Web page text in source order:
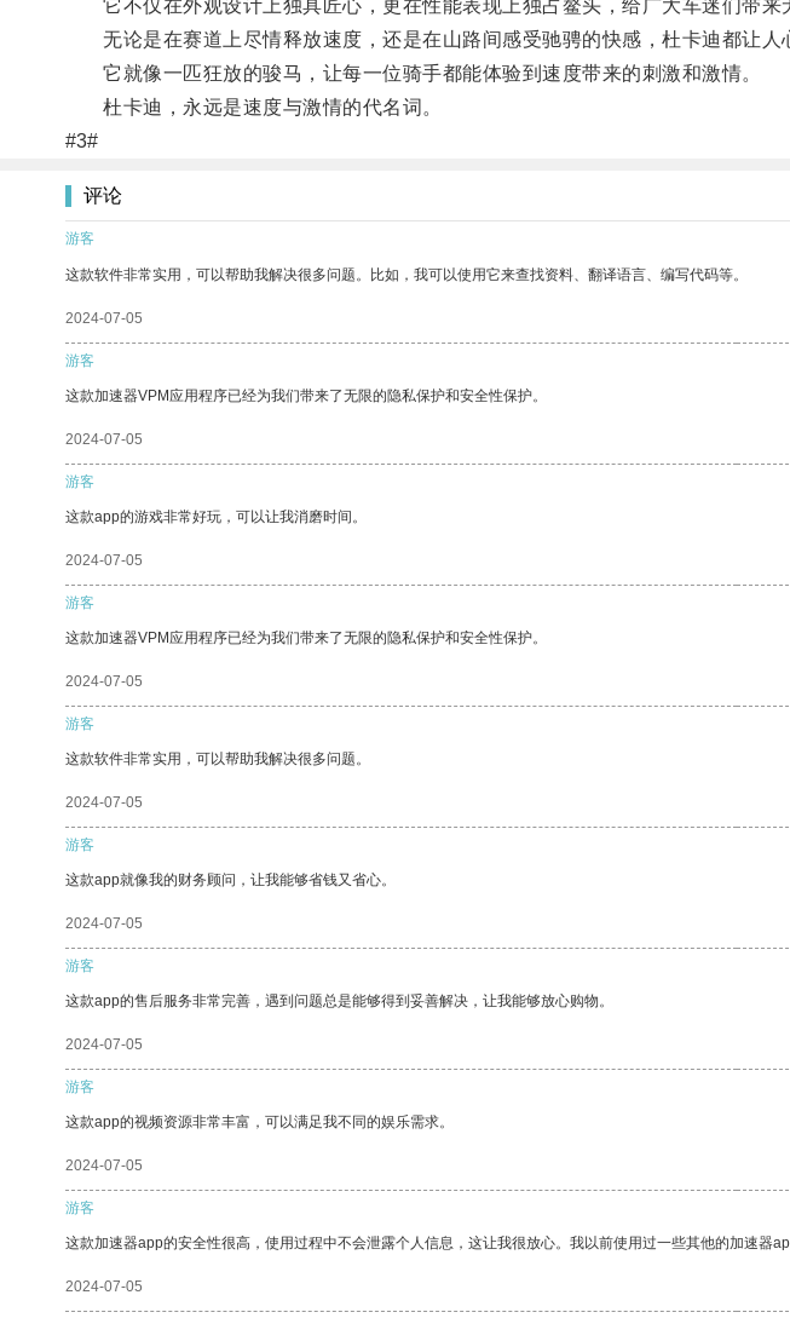
它不仅在外观设计上独具匠心，更在性能表现上独占鳌头，给广大车迷们带来
无论是在赛道上尽情释放速度，还是在山路间感受驰骋的快感，杜卡迪都让人
它就像一匹狂放的骏马，让每一位骑手都能体验到速度带来的刺激和激情。
杜卡迪，永远是速度与激情的代名词。
#3#
评论
游客
这款软件非常实用，可以帮助我解决很多问题。比如，我可以使用它来查找资料、翻译语言、编写代码等。
2024-07-05
游客
这款加速器VPM应用程序已经为我们带来了无限的隐私保护和安全性保护。
2024-07-05
游客
这款app的游戏非常好玩，可以让我消磨时间。
2024-07-05
游客
这款加速器VPM应用程序已经为我们带来了无限的隐私保护和安全性保护。
2024-07-05
游客
这款软件非常实用，可以帮助我解决很多问题。
2024-07-05
游客
这款app就像我的财务顾问，让我能够省钱又省心。
2024-07-05
游客
这款app的售后服务非常完善，遇到问题总是能够得到妥善解决，让我能够放心购物。
2024-07-05
游客
这款app的视频资源非常丰富，可以满足我不同的娱乐需求。
2024-07-05
游客
这款加速器app的安全性很高，使用过程中不会泄露个人信息，这让我很放心。我以前使用过一些其他的加速器
2024-07-05